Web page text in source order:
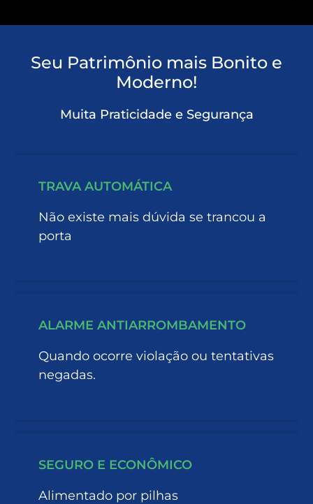
Seu Patrimônio mais Bonito e
Moderno!
Muita Praticidade e Segurança
TRAVA AUTOMÁTICA
Não existe mais dúvida se trancou a
porta
ALARME ANTIARROMBAMENTO
Quando ocorre violação ou tentativas
negadas.
SEGURO E ECONÔMICO
Alimentado por pilhas